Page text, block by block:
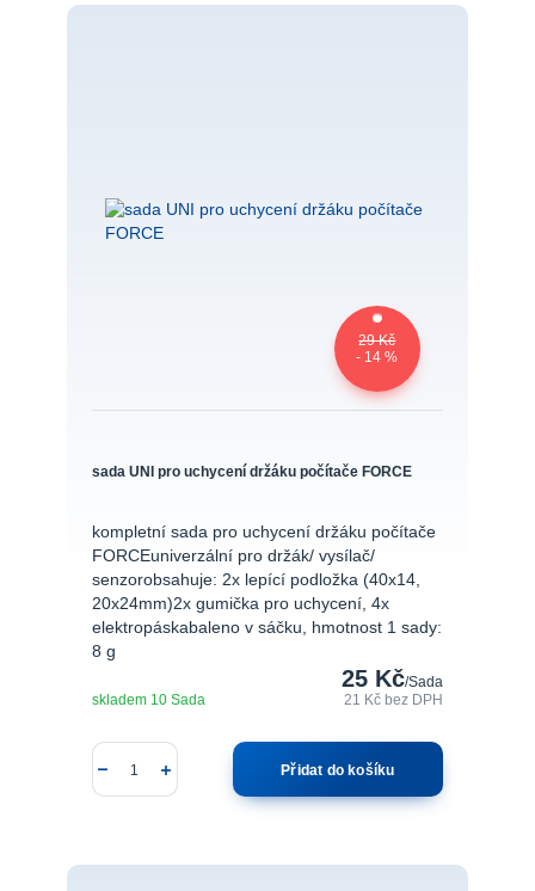
29 Kč
- 14 %
sada UNI pro uchycení držáku počítače FORCE
kompletní sada pro uchycení držáku počítače
FORCEuniverzální pro držák/ vysílač/
senzorobsahuje: 2x lepící podložka (40x14,
20x24mm)2x gumička pro uchycení, 4x
elektropáskabaleno v sáčku, hmotnost 1 sady:
8 g
25 Kč/Sada
21 Kč bez DPH
skladem 10 Sada
Přidat do košíku